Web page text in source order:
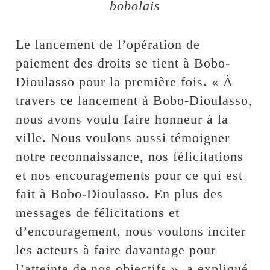
bobolais
Le lancement de l’opération de
paiement des droits se tient à Bobo-
Dioulasso pour la première fois. « À
travers ce lancement à Bobo-Dioulasso,
nous avons voulu faire honneur à la
ville. Nous voulons aussi témoigner
notre reconnaissance, nos félicitations
et nos encouragements pour ce qui est
fait à Bobo-Dioulasso. En plus des
messages de félicitations et
d’encouragement, nous voulons inciter
les acteurs à faire davantage pour